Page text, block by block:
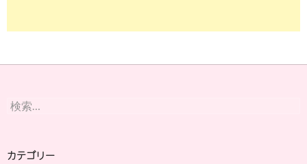
検
索:
カテゴリー